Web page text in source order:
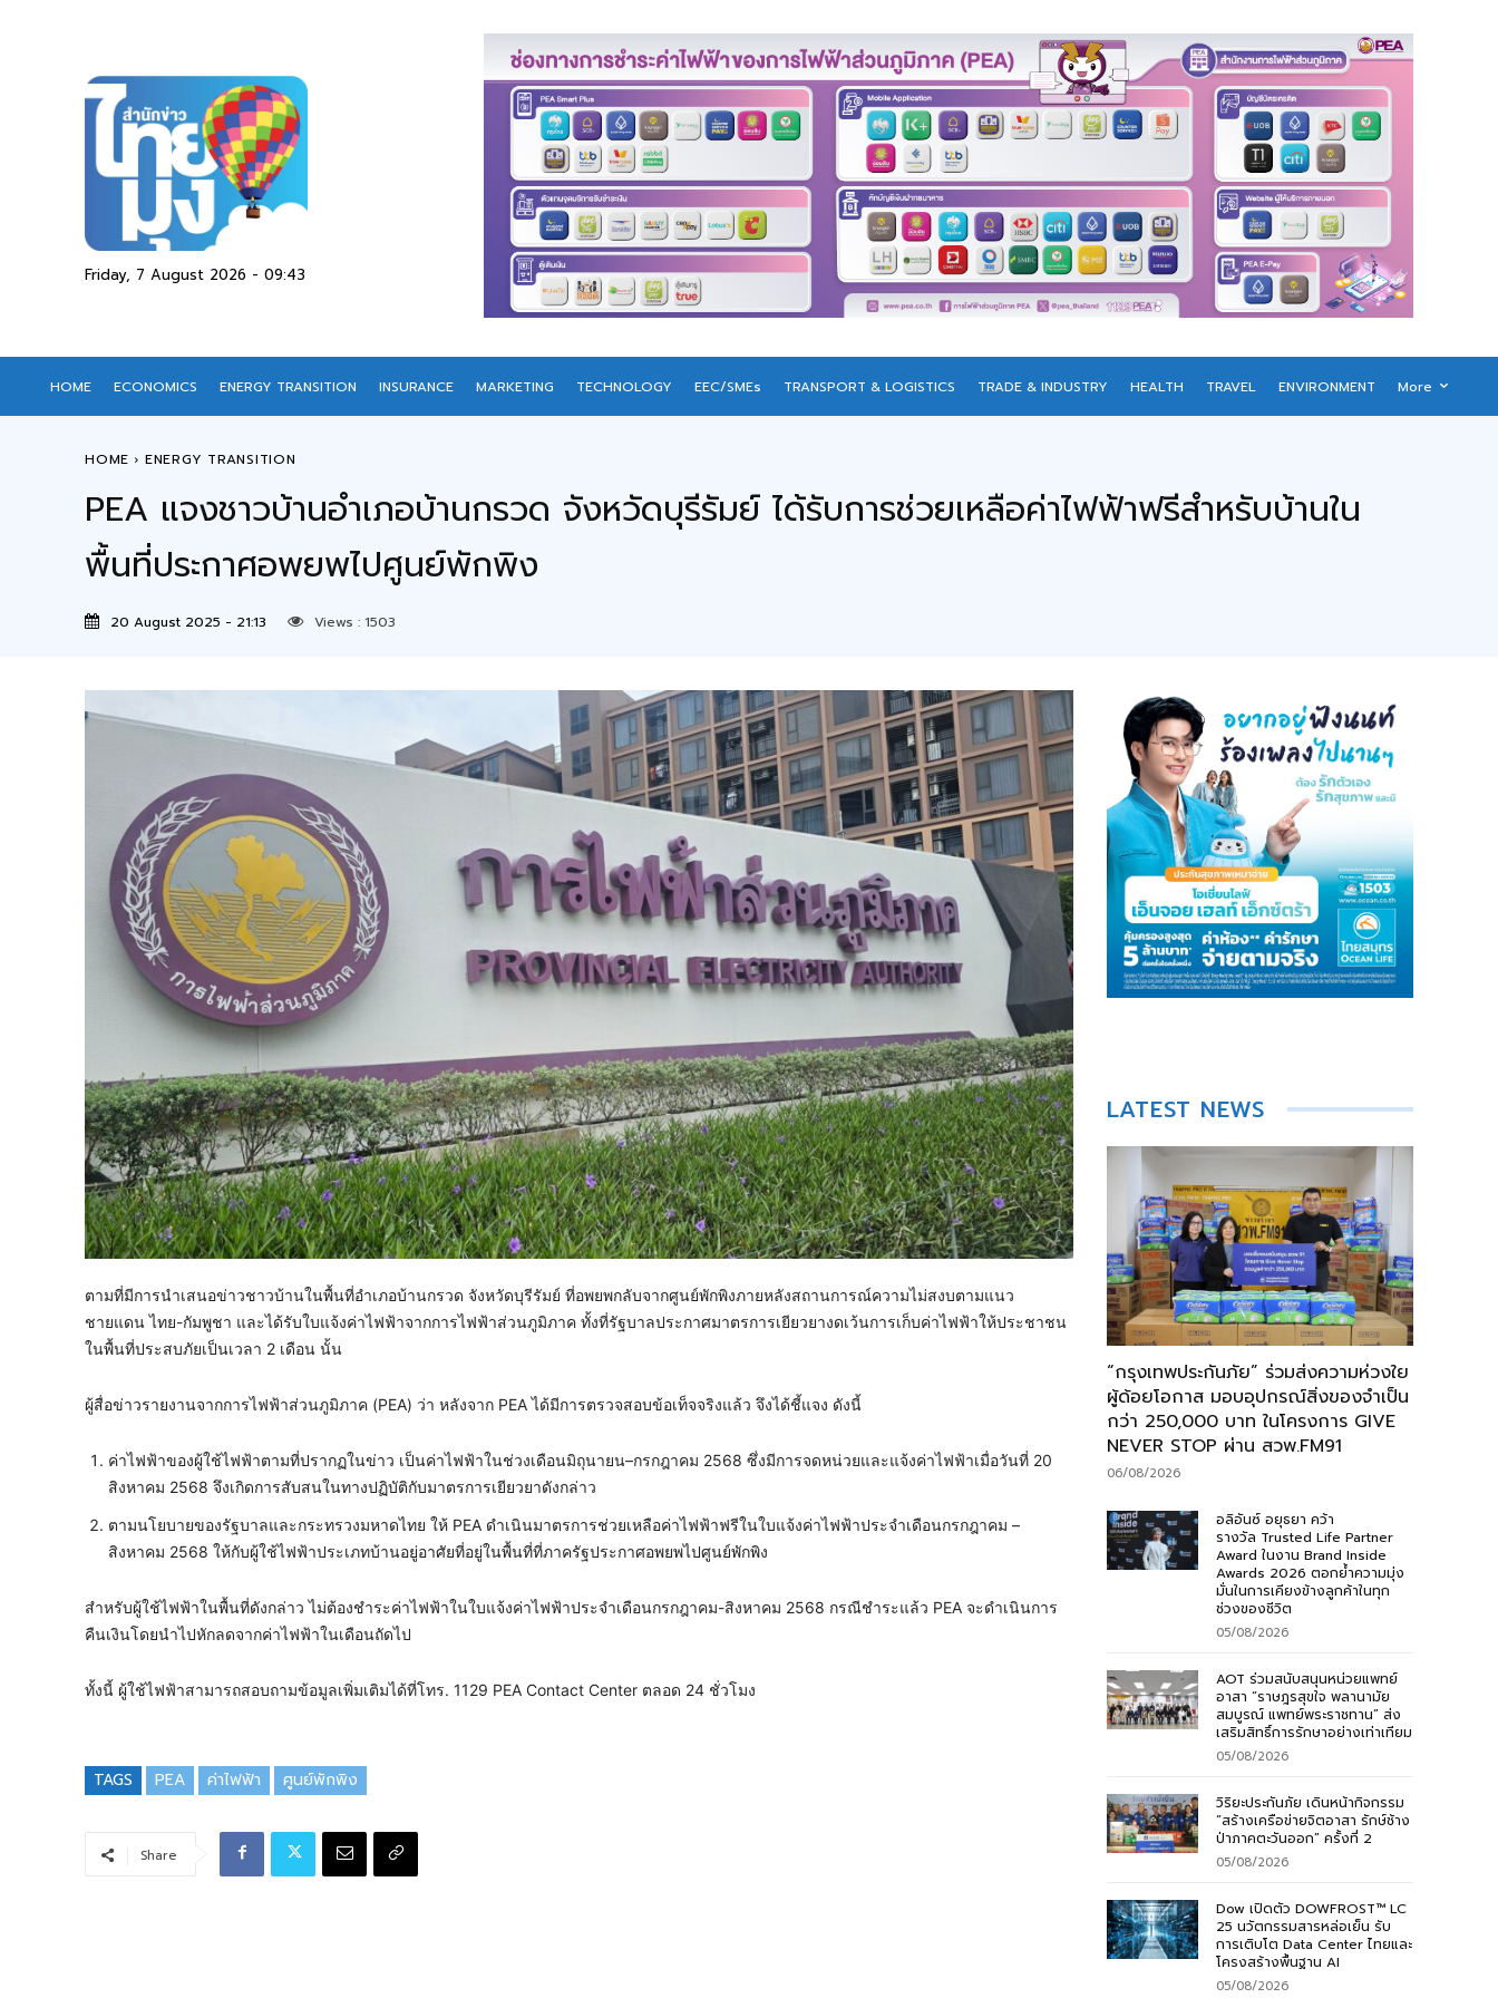
Friday, 7 August 2026 - 09:43
HOME ECONOMICS ENERGY TRANSITION INSURANCE MARKETING TECHNOLOGY EEC/SMEs TRANSPORT & LOGISTICS TRADE & INDUSTRY HEALTH TRAVEL ENVIRONMENT More
HOME ENERGY TRANSITION
PEA แจงชาวบ้านอำเภอบ้านกรวด จังหวัดบุรีรัมย์ ได้รับการช่วยเหลือค่าไฟฟ้าฟรีสำหรับบ้านใน
พื้นที่ประกาศอพยพไปศูนย์พักพิง
20 August 2025 - 21:13 Views : 1503
ตามที่มีการนำเสนอข่าวชาวบ้านในพื้นที่อำเภอบ้านกรวด จังหวัดบุรีรัมย์ ที่อพยพกลับจากศูนย์พักพิงภายหลังสถานการณ์ความไม่สงบตามแนว
ชายแดน ไทย-กัมพูชา และได้รับใบแจ้งค่าไฟฟ้าจากการไฟฟ้าส่วนภูมิภาค ทั้งที่รัฐบาลประกาศมาตรการเยียวยางดเว้นการเก็บค่าไฟฟ้าให้ประชาชน
ในพื้นที่ประสบภัยเป็นเวลา 2 เดือน นั้น
ผู้สื่อข่าวรายงานจากการไฟฟ้าส่วนภูมิภาค (PEA) ว่า หลังจาก PEA ได้มีการตรวจสอบข้อเท็จจริงแล้ว จึงได้ชี้แจง ดังนี้
ค่าไฟฟ้าของผู้ใช้ไฟฟ้าตามที่ปรากฏในข่าว เป็นค่าไฟฟ้าในช่วงเดือนมิถุนายน–กรกฎาคม 2568 ซึ่งมีการจดหน่วยและแจ้งค่าไฟฟ้าเมื่อวันที่ 20
สิงหาคม 2568 จึงเกิดการสับสนในทางปฏิบัติกับมาตรการเยียวยาดังกล่าว
ตามนโยบายของรัฐบาลและกระทรวงมหาดไทย ให้ PEA ดำเนินมาตรการช่วยเหลือค่าไฟฟ้าฟรีในใบแจ้งค่าไฟฟ้าประจำเดือนกรกฎาคม –
สิงหาคม 2568 ให้กับผู้ใช้ไฟฟ้าประเภทบ้านอยู่อาศัยที่อยู่ในพื้นที่ที่ภาครัฐประกาศอพยพไปศูนย์พักพิง
สำหรับผู้ใช้ไฟฟ้าในพื้นที่ดังกล่าว ไม่ต้องชำระค่าไฟฟ้าในใบแจ้งค่าไฟฟ้าประจำเดือนกรกฎาคม-สิงหาคม 2568 กรณีชำระแล้ว PEA จะดำเนินการ
คืนเงินโดยนำไปหักลดจากค่าไฟฟ้าในเดือนถัดไป
ทั้งนี้ ผู้ใช้ไฟฟ้าสามารถสอบถามข้อมูลเพิ่มเติมได้ที่โทร. 1129 PEA Contact Center ตลอด 24 ชั่วโมง
TAGS PEA ค่าไฟฟ้า ศูนย์พักพิง
Share
LATEST NEWS
“กรุงเทพประกันภัย” ร่วมส่งความห่วงใย
ผู้ด้อยโอกาส มอบอุปกรณ์สิ่งของจำเป็น
กว่า 250,000 บาท ในโครงการ GIVE
NEVER STOP ผ่าน สวพ.FM91
06/08/2026
อลิอันซ์ อยุธยา คว้า
รางวัล Trusted Life Partner
Award ในงาน Brand Inside
Awards 2026 ตอกย้ำความมุ่ง
มั่นในการเคียงข้างลูกค้าในทุก
ช่วงของชีวิต
05/08/2026
AOT ร่วมสนับสนุนหน่วยแพทย์
อาสา “ราษฎรสุขใจ พลานามัย
สมบูรณ์ แพทย์พระราชทาน” ส่ง
เสริมสิทธิ์การรักษาอย่างเท่าเทียม
05/08/2026
วิริยะประกันภัย เดินหน้ากิจกรรม
“สร้างเครือข่ายจิตอาสา รักษ์ช้าง
ป่าภาคตะวันออก” ครั้งที่ 2
05/08/2026
Dow เปิดตัว DOWFROST™ LC
25 นวัตกรรมสารหล่อเย็น รับ
การเติบโต Data Center ไทยและ
โครงสร้างพื้นฐาน AI
05/08/2026